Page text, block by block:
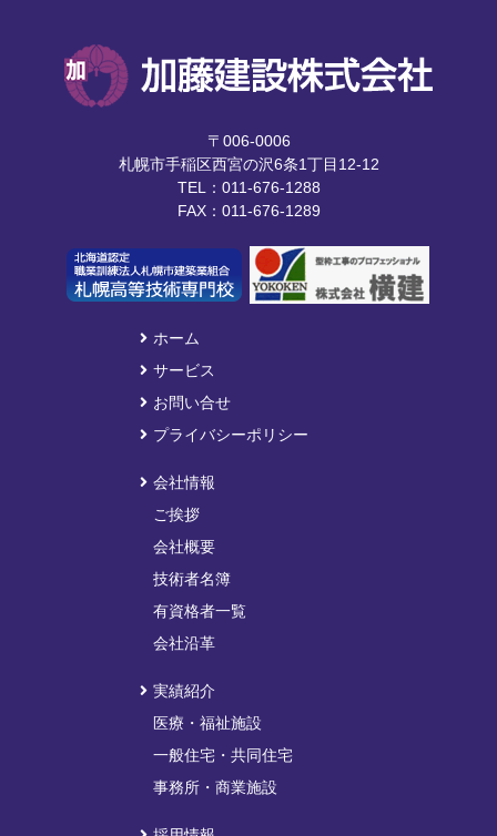
〒006-0006
札幌市手稲区西宮の沢6条1丁目12-12
TEL：011-676-1288
FAX：011-676-1289
ホーム
サービス
お問い合せ
プライバシーポリシー
会社情報
ご挨拶
会社概要
技術者名簿
有資格者一覧
会社沿革
実績紹介
医療・福祉施設
一般住宅・共同住宅
事務所・商業施設